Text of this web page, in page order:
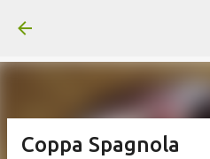
Coppa Spagnola